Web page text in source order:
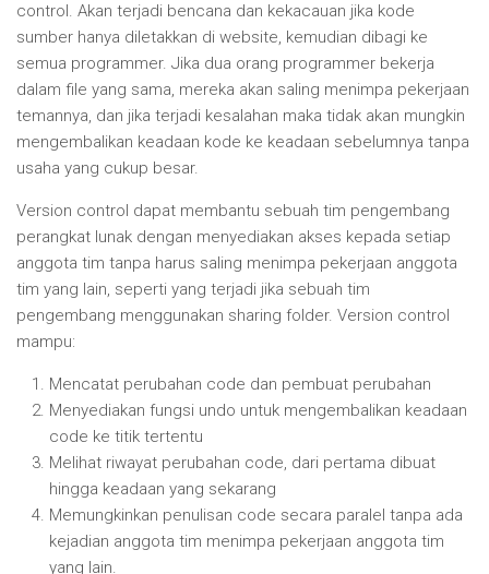
control. Akan terjadi bencana dan kekacauan jika kode
sumber hanya diletakkan di website, kemudian dibagi ke
semua programmer. Jika dua orang programmer bekerja
dalam file yang sama, mereka akan saling menimpa pekerjaan
temannya, dan jika terjadi kesalahan maka tidak akan mungkin
mengembalikan keadaan kode ke keadaan sebelumnya tanpa
usaha yang cukup besar.
Version control dapat membantu sebuah tim pengembang
perangkat lunak dengan menyediakan akses kepada setiap
anggota tim tanpa harus saling menimpa pekerjaan anggota
tim yang lain, seperti yang terjadi jika sebuah tim
pengembang menggunakan sharing folder. Version control
mampu:
Mencatat perubahan code dan pembuat perubahan
Menyediakan fungsi undo untuk mengembalikan keadaan
code ke titik tertentu
Melihat riwayat perubahan code, dari pertama dibuat
hingga keadaan yang sekarang
Memungkinkan penulisan code secara paralel tanpa ada
kejadian anggota tim menimpa pekerjaan anggota tim
yang lain.